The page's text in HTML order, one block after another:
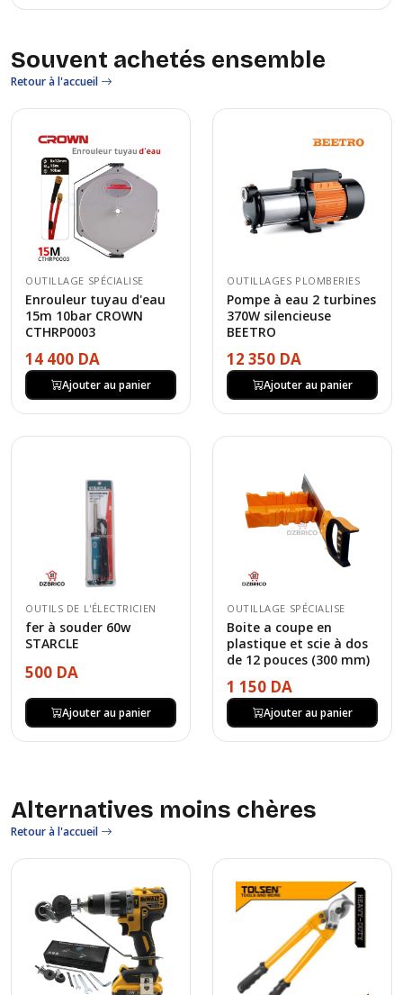
Souvent achetés ensemble
Retour à l'accueil
OUTILLAGE SPÉCIALISE
Enrouleur tuyau d'eau
15m 10bar CROWN
CTHRP0003
14 400 DA
Ajouter au panier
OUTILLAGES PLOMBERIES
Pompe à eau 2 turbines
370W silencieuse
BEETRO
12 350 DA
Ajouter au panier
OUTILS DE L'ÉLECTRICIEN
fer à souder 60w
STARCLE
500 DA
Ajouter au panier
OUTILLAGE SPÉCIALISE
Boite a coupe en
plastique et scie à dos
de 12 pouces (300 mm)
1 150 DA
Ajouter au panier
Alternatives moins chères
Retour à l'accueil